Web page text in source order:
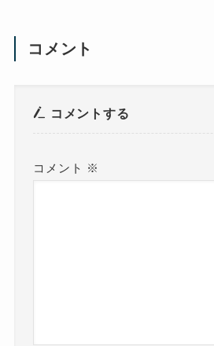
コメント
コメントする
コメント ※